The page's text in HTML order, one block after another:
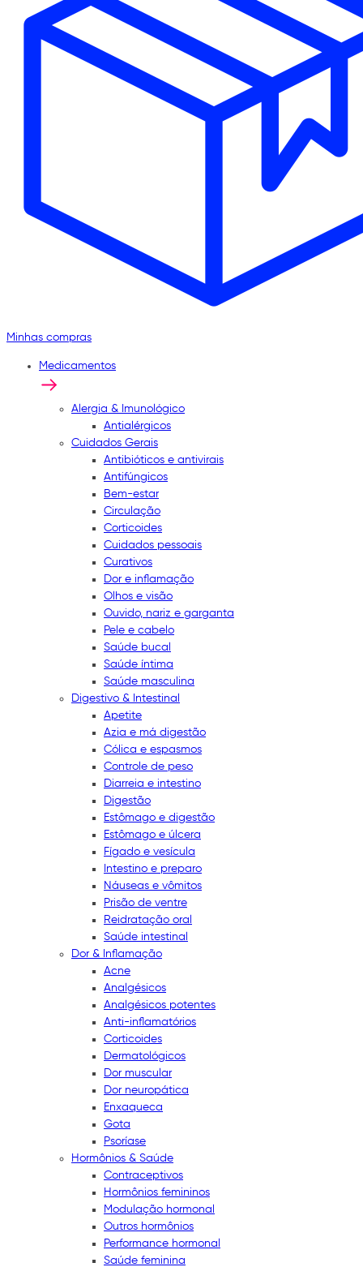
Minhas compras
Medicamentos
Alergia & Imunológico
Antialérgicos
Cuidados Gerais
Antibióticos e antivirais
Antifúngicos
Bem-estar
Circulação
Corticoides
Cuidados pessoais
Curativos
Dor e inflamação
Olhos e visão
Ouvido, nariz e garganta
Pele e cabelo
Saúde bucal
Saúde íntima
Saúde masculina
Digestivo & Intestinal
Apetite
Azia e má digestão
Cólica e espasmos
Controle de peso
Diarreia e intestino
Digestão
Estômago e digestão
Estômago e úlcera
Fígado e vesícula
Intestino e preparo
Náuseas e vômitos
Prisão de ventre
Reidratação oral
Saúde intestinal
Dor & Inflamação
Acne
Analgésicos
Analgésicos potentes
Anti-inflamatórios
Corticoides
Dermatológicos
Dor muscular
Dor neuropática
Enxaqueca
Gota
Psoríase
Hormônios & Saúde
Contraceptivos
Hormônios femininos
Modulação hormonal
Outros hormônios
Performance hormonal
Saúde feminina